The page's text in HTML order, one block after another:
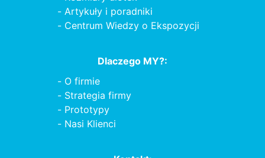
Artykuły i poradniki
Centrum Wiedzy o Ekspozycji
Dlaczego MY?:
O firmie
Strategia firmy
Prototypy
Nasi Klienci